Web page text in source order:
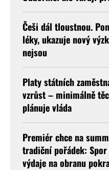
Češi dál tloustnou.
léky, ukazuje nový
nejsou
Platy státních
vzrůst – minimálně
plánuje vláda
Premiér chce na
tradiční pořádek:
výdaje na obranu